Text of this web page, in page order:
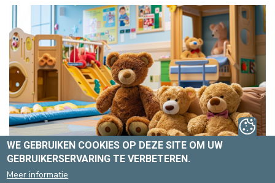
PERS
WE GEBRUIKEN COOKIES OP DEZE SITE OM UW
GEBRUIKERSERVARING TE VERBETEREN.
Meer informatie